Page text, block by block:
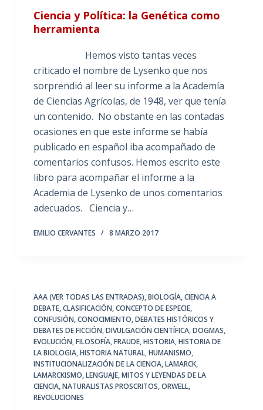
Ciencia y Política: la Genética como
herramienta
Hemos visto tantas veces
criticado el nombre de Lysenko que nos
sorprendió al leer su informe a la Academía
de Ciencias Agrícolas, de 1948, ver que tenía
un contenido. No obstante en las contadas
ocasiones en que este informe se había
publicado en español iba acompañado de
comentarios confusos. Hemos escrito este
libro para acompañar el informe a la
Academia de Lysenko de unos comentarios
adecuados. Ciencia y…
EMILIO CERVANTES 8 MARZO 2017
AAA (VER TODAS LAS ENTRADAS),BIOLOGÍA,CIENCIA A
DEBATE,CLASIFICACIÓN,CONCEPTO DE ESPECIE,
CONFUSIÓN,CONOCIMIENTO,DEBATES HISTÓRICOS Y
DEBATES DE FICCIÓN,DIVULGACIÓN CIENTÍFICA,DOGMAS,
EVOLUCIÓN,FILOSOFÍA,FRAUDE,HISTORIA,HISTORIA DE
LA BIOLOGIA,HISTORIA NATURAL,HUMANISMO,
INSTITUCIONALIZACIÓN DE LA CIENCIA,LAMARCK,
LAMARCKISMO,LENGUAJE,MITOS Y LEYENDAS DE LA
CIENCIA,NATURALISTAS PROSCRITOS,ORWELL,
REVOLUCIONES